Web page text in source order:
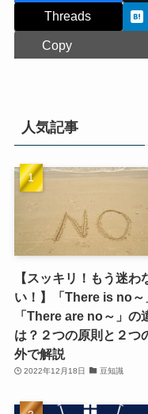
Threads
Copy
人気記事
【スッキリ！もう迷わ
い！】「There is no～
「There are no～」の
は？２つの原則と２つ
外で解説
2022年12月18日 豆知識